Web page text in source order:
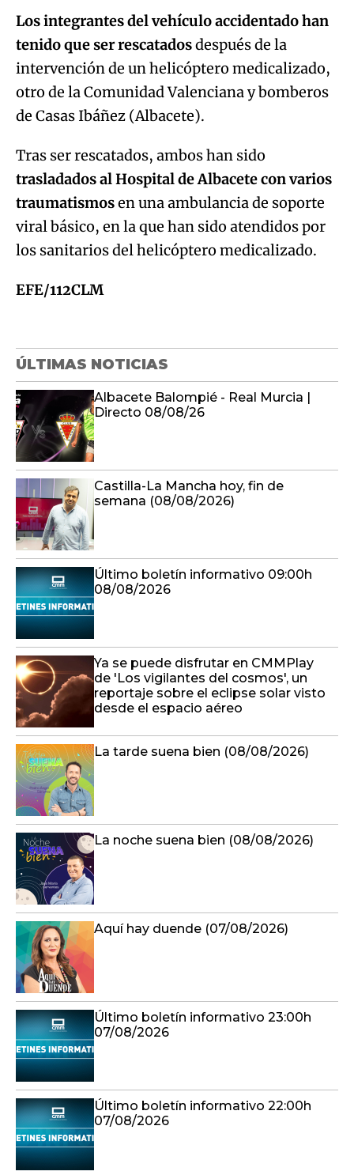
Los integrantes del vehículo accidentado han
tenido que ser rescatadosdespués de la
intervención de un helicóptero medicalizado,
otro de la Comunidad Valenciana y bomberos
de Casas Ibáñez (Albacete).
Tras ser rescatados, ambos han sido
trasladados al Hospital de Albacete con varios
traumatismosen una ambulancia de soporte
viral básico, en la que han sido atendidos por
los sanitarios del helicóptero medicalizado.
EFE/112CLM
ÚLTIMAS NOTICIAS
Albacete Balompié - Real Murcia |
Directo 08/08/26
Castilla-La Mancha hoy, fin de
semana (08/08/2026)
Último boletín informativo 09:00h
08/08/2026
Ya se puede disfrutar en CMMPlay
de 'Los vigilantes del cosmos', un
reportaje sobre el eclipse solar visto
desde el espacio aéreo
La tarde suena bien (08/08/2026)
La noche suena bien (08/08/2026)
Aquí hay duende (07/08/2026)
Último boletín informativo 23:00h
07/08/2026
Último boletín informativo 22:00h
07/08/2026